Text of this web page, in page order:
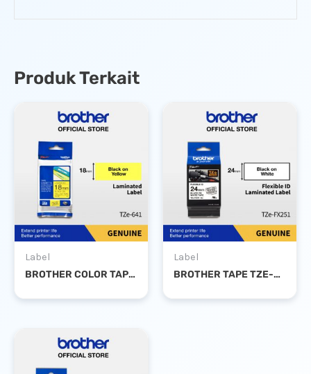
Produk Terkait
Label
BROTHER COLOR TAPE TZE-641 18MM LAMINATED BLACK ON YELLOW
Label
BROTHER TAPE TZE-FX251 24MM FLEXIBLE BLACK ON WHITE